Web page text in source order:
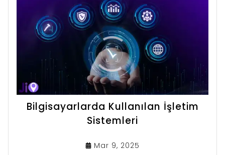
Bilgisayarlarda Kullanılan İşletim
Sistemleri
Mar 9, 2025